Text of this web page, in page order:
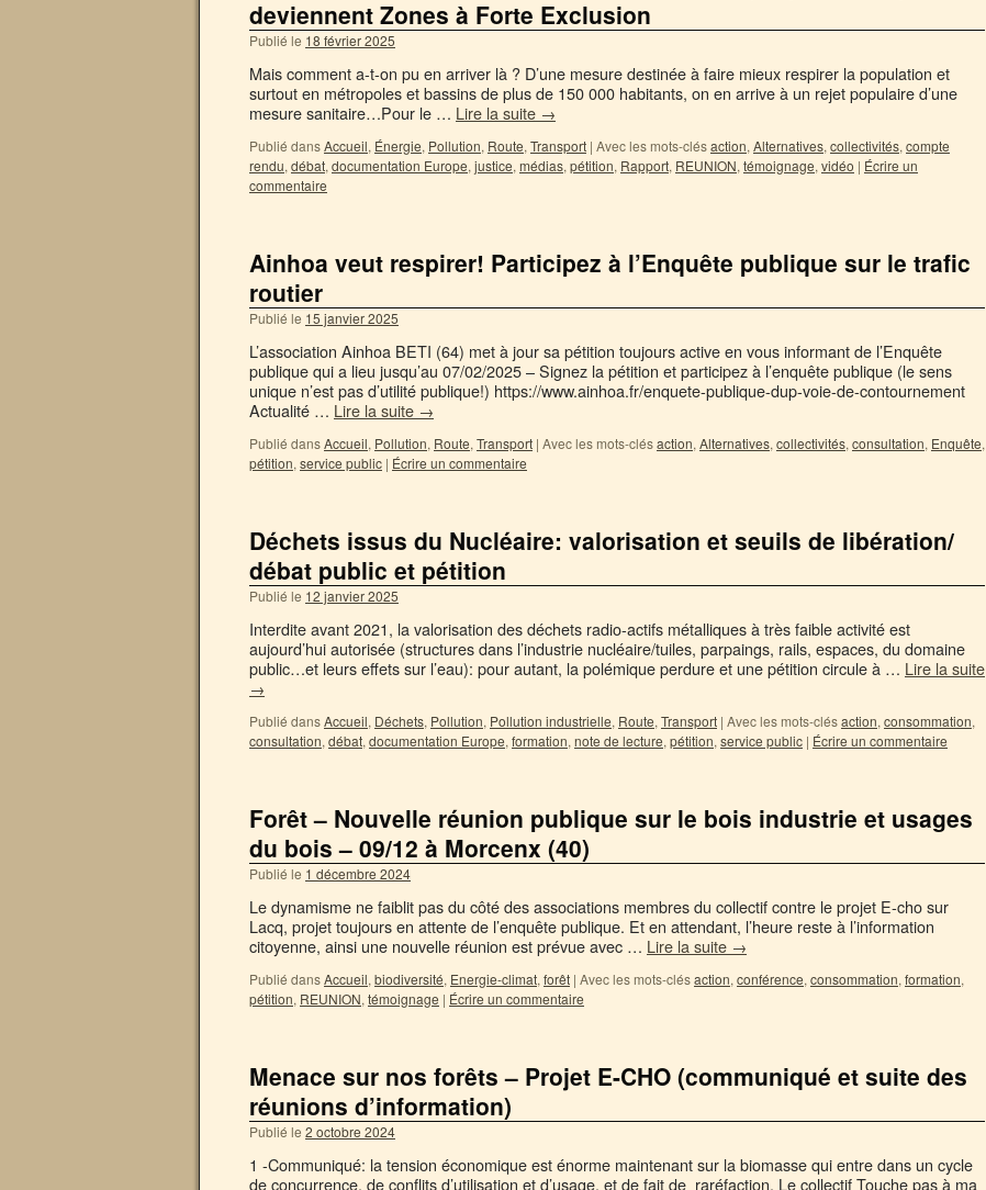
deviennent Zones à Forte Exclusion
Publié le 18 février 2025
Mais comment a-t-on pu en arriver là ? D’une mesure destinée à faire mieux respirer la population et
surtout en métropoles et bassins de plus de 150 000 habitants, on en arrive à un rejet populaire d’une
mesure sanitaire…Pour le … Lire la suite →
Publié dansAccueil, Énergie, Pollution, Route, Transport | Avec les mots-clésaction, Alternatives, collectivités, compte
rendu, débat, documentation Europe, justice, médias, pétition, Rapport, REUNION, témoignage, vidéo | Écrire un
commentaire
Ainhoa veut respirer! Participez à l’Enquête publique sur le trafic
routier
Publié le 15 janvier 2025
L’association Ainhoa BETI (64) met à jour sa pétition toujours active en vous informant de l’Enquête
publique qui a lieu jusqu’au 07/02/2025 – Signez la pétition et participez à l’enquête publique (le sens
unique n’est pas d’utilité publique!) https://www.ainhoa.fr/enquete-publique-dup-voie-de-contournement
Actualité … Lire la suite →
Publié dansAccueil, Pollution, Route, Transport | Avec les mots-clésaction, Alternatives, collectivités, consultation, Enquête,
pétition, service public | Écrire un commentaire
Déchets issus du Nucléaire: valorisation et seuils de libération/
débat public et pétition
Publié le 12 janvier 2025
Interdite avant 2021, la valorisation des déchets radio-actifs métalliques à très faible activité est
aujourd’hui autorisée (structures dans l’industrie nucléaire/tuiles, parpaings, rails, espaces, du domaine
public…et leurs effets sur l’eau): pour autant, la polémique perdure et une pétition circule à … Lire la suite
→
Publié dansAccueil, Déchets, Pollution, Pollution industrielle, Route, Transport | Avec les mots-clésaction, consommation,
consultation, débat, documentation Europe, formation, note de lecture, pétition, service public | Écrire un commentaire
Forêt – Nouvelle réunion publique sur le bois industrie et usages
du bois – 09/12 à Morcenx (40)
Publié le 1 décembre 2024
Le dynamisme ne faiblit pas du côté des associations membres du collectif contre le projet E-cho sur
Lacq, projet toujours en attente de l’enquête publique. Et en attendant, l’heure reste à l’information
citoyenne, ainsi une nouvelle réunion est prévue avec … Lire la suite →
Publié dansAccueil, biodiversité, Energie-climat, forêt | Avec les mots-clésaction, conférence, consommation, formation,
pétition, REUNION, témoignage | Écrire un commentaire
Menace sur nos forêts – Projet E-CHO (communiqué et suite des
réunions d’information)
Publié le 2 octobre 2024
1 -Communiqué: la tension économique est énorme maintenant sur la biomasse qui entre dans un cycle
de concurrence, de conflits d’utilisation et d’usage, et de fait de raréfaction. Le collectif Touche pas à ma